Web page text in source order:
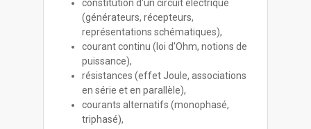
constitution d'un circuit électrique
(générateurs, récepteurs,
représentations schématiques),
courant continu (loi d'Ohm, notions de
puissance),
résistances (effet Joule, associations
en série et en parallèle),
courants alternatifs (monophasé,
triphasé),